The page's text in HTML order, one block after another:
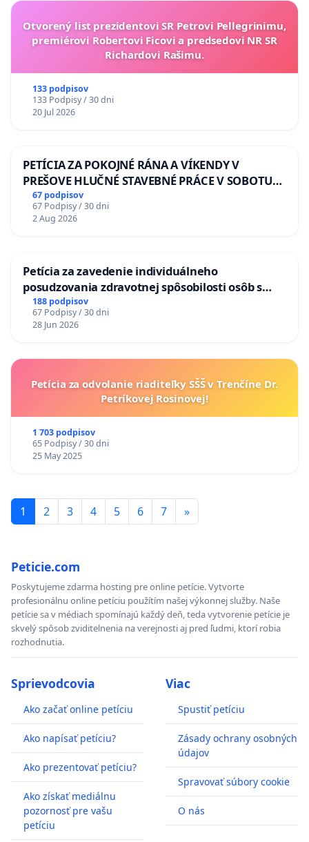
Otvorený list prezidentovi SR Petrovi Pellegrinimu,
premiérovi Robertovi Ficovi a predsedovi NR SR
Richardovi Rašimu.
133 podpisov
133 Podpisy / 30 dni
20 Jul 2026
PETÍCIA ZA POKOJNÉ RÁNA A VÍKENDY V
PREŠOVE HLUČNÉ STAVEBNÉ PRÁCE V SOBOTU
LEN OD 9.00 DO 13.00 HOD., CEZ PRACOVNÝ
TÝŽDEŇ CIEĽ 8.00 – 18.00 HOD. A PRAVIDELNÁ
KONTROLA STAVBY C-AREA NA
67 podpisov
67 Podpisy / 30 dni
2 Aug 2026
Petícia za zavedenie individuálneho
posudzovania zdravotnej spôsobilosti osôb s
diabetom 1. a 2. typu pri prijímaní do
Policajného zboru SR
188 podpisov
67 Podpisy / 30 dni
28 Jun 2026
Petícia za odvolanie riaditeľky SŠŠ v Trenčíne Dr.
Petríkovej Rosinovej!
1 703 podpisov
65 Podpisy / 30 dni
25 May 2025
1 2 3 4 5 6 7 »
Peticie.com
Poskytujeme zdarma hosting pre online petície. Vytvorte
profesionálnu online petíciu použítím našej výkonnej služby. Naše
petície sa v médiach spomínajú každý deň, teda vytvorenie petície je
skvelý spôsob zviditelnenia na verejnosti aj pred ľudmi, ktorí robia
rozhodnutia.
Sprievodcovia
Ako začať online petíciu
Ako napísať petíciu?
Ako prezentovať petíciu?
Ako získať mediálnu
pozornosť pre vašu
petíciu
Viac
Spustiť petíciu
Zásady ochrany osobných
údajov
Spravovať súbory cookie
O nás